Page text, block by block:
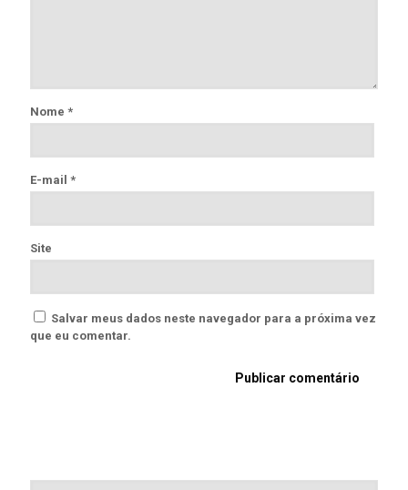
Nome *
E-mail *
Site
Salvar meus dados neste navegador para a próxima vez
que eu comentar.